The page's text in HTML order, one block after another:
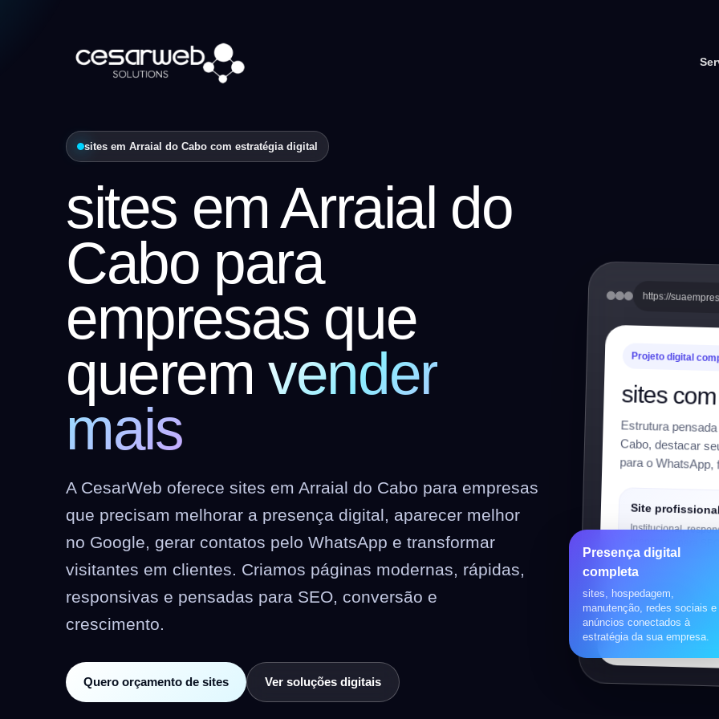
sites em Arraial do Cabo com estratégia digital
sites em Arraial do
Cabo para
empresas que
queremvender
mais
A CesarWeb oferece sites em Arraial do Cabo para empresas
que precisam melhorar a presença digital, aparecer melhor
no Google, gerar contatos pelo WhatsApp e transformar
visitantes em clientes. Criamos páginas modernas, rápidas,
responsivas e pensadas para SEO, conversão e
crescimento.
Quero orçamento de sites Ver soluções digitais
https://
Projeto digital
sites
Estrutura
Cabo, destacar
para o WhatsApp,
Site profissional
Institucional,
Loja virtual
WooCommerce,
pagamentos, frete e
Presença digital
completa
sites, hospedagem,
manutenção, redes sociais e
anúncios conectados à
estratégia da sua empresa.